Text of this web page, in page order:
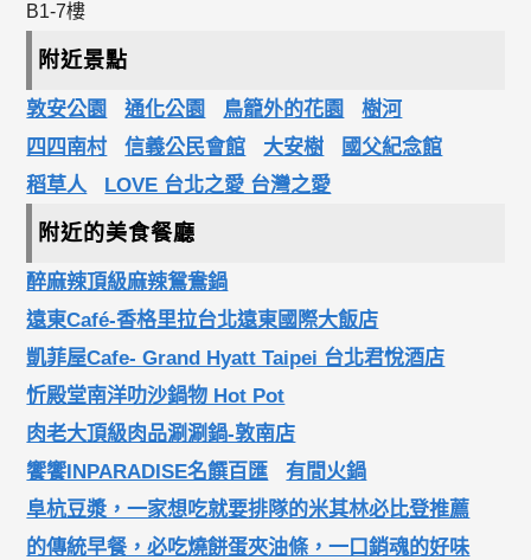
B1-7樓
附近景點
敦安公園 通化公園 鳥籠外的花園
樹河
四四南村
信義公民會館 大安樹
國父紀念館
稻草人
LOVE 台北之愛 台灣之愛
附近的美食餐廳
醉麻辣頂級麻辣鴛鴦鍋
遠東Café-香格里拉台北遠東國際大飯店
凱菲屋Cafe- Grand Hyatt Taipei 台北君悅酒店
忻殿堂南洋叻沙鍋物 Hot Pot
肉老大頂級肉品涮涮鍋-敦南店
饗饗INPARADISE名饌百匯
有間火鍋
阜杭豆漿，一家想吃就要排隊的米其林必比登推薦
的傳統早餐，必吃燒餅蛋夾油條，一口銷魂的好味